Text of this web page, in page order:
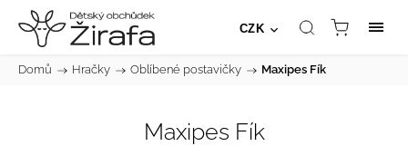
CZK
Domů / Hračky / Oblíbené postavičky / Maxipes Fík
Maxipes Fík